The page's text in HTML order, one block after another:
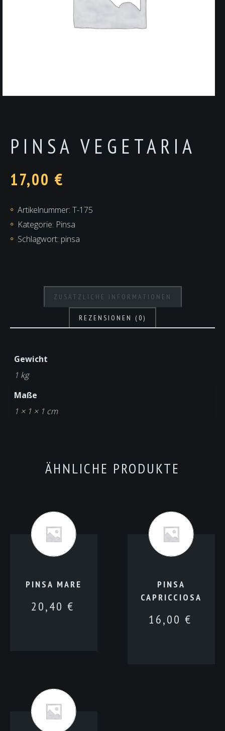
PINSA VEGETARIA
17,00 €
Artikelnummer: T-175
Kategorie: Pinsa
Schlagwort: pinsa
ZUSÄTZLICHE INFORMATIONEN
REZENSIONEN (0)
Gewicht
1 kg
Maße
1 × 1 × 1 cm
ÄHNLICHE PRODUKTE
PINSA MARE
20,40 €
PINSA
CAPRICCIOSA
16,00 €